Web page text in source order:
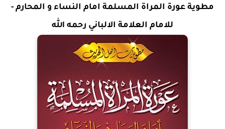
مطوية عورة المراة المسلمة امام النساء و المحارم -
للامام العلامة الالباني رحمه الله